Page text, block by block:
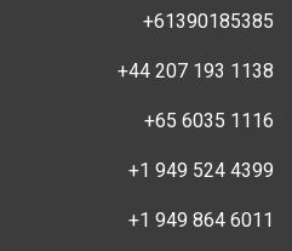
+61390185385
+44 207 193 1138
+65 6035 1116
+1 949 524 4399
+1 949 864 6011